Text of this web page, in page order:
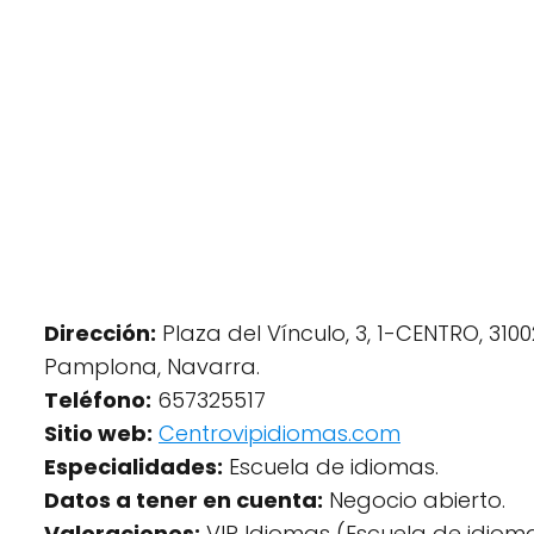
Dirección: Plaza del Vínculo, 3, 1-CENTRO,
Pamplona, Navarra.
Teléfono: 657325517
Sitio web: Centrovipidiomas.com
Especialidades: Escuela de idiomas.
Datos a tener en cuenta: Negocio abierto.